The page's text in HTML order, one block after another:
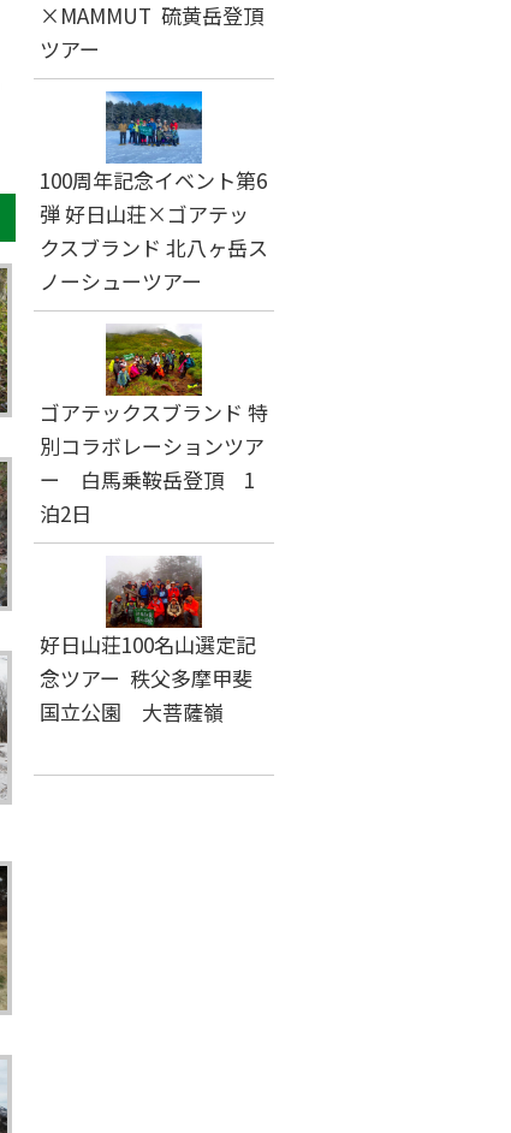
×MAMMUT 硫黄岳登頂
ツアー
100周年記念イベント第6
弾 好日山荘×ゴアテッ
クスブランド 北八ヶ岳ス
ノーシューツアー
ゴアテックスブランド 特
別コラボレーションツア
ー 白馬乗鞍岳登頂 1
泊2日
好日山荘100名山選定記
念ツアー 秩父多摩甲斐
国立公園 大菩薩嶺